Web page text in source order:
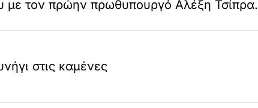
με τον πρώην πρωθυπουργό Αλέξη Τσίπρα.
στις καμένες